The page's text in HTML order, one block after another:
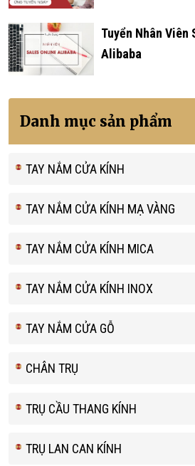
Tuyển Nhân Viên
Alibaba
Danh mục sản phẩm
TAY NẮM CỬA KÍNH
TAY NẮM CỬA KÍNH MẠ VÀNG
TAY NẮM CỬA KÍNH MICA
TAY NẮM CỬA KÍNH INOX
TAY NẮM CỬA GỖ
CHÂN TRỤ
TRỤ CẦU THANG KÍNH
TRỤ LAN CAN KÍNH